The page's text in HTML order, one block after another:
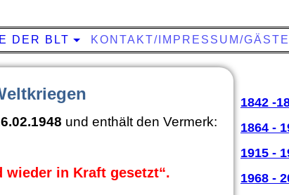
DER BLT KONTAKT/IMPRESSUM/
und enthält den Vermerk:
wieder in Kraft gesetzt“.
1842 -
1864 -
1915 -
1968 -